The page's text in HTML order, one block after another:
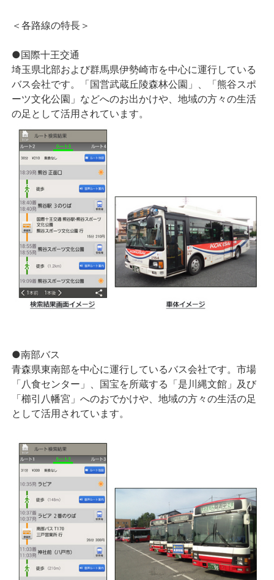
＜各路線の特長＞
●国際十王交通
埼玉県北部および群馬県伊勢崎市を中心に運行している
バス会社です。「国営武蔵丘陵森林公園」、「熊谷スポ
ーツ文化公園」などへのお出かけや、地域の方々の生活
の足として活用されています。
●南部バス
青森県東南部を中心に運行しているバス会社です。市場
「八食センター」、国宝を所蔵する「是川縄文館」及び
「櫛引八幡宮」へのおでかけや、地域の方々の生活の足
として活用されています。